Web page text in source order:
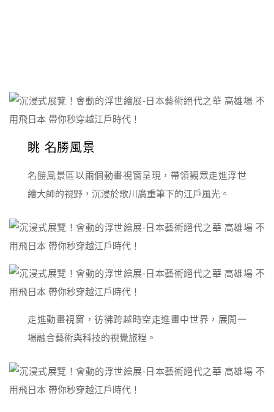
眺 名勝風景
名勝風景區以兩個動畫視窗呈現，帶領觀眾走進浮世
繪大師的視野，沉浸於歌川廣重筆下的江戶風光。
走進動畫視窗，彷彿跨越時空走進畫中世界，展開一
場融合藝術與科技的視覺旅程。